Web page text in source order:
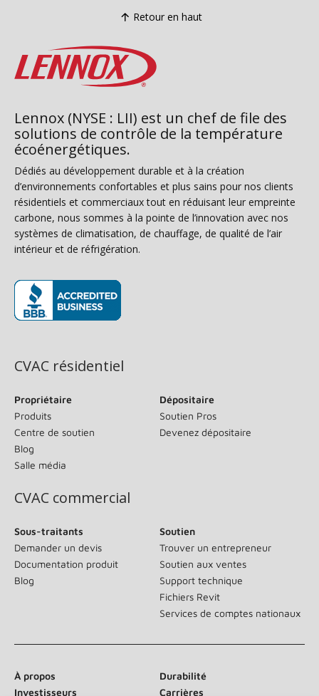
Retour en haut
Lennox (NYSE : LII) est un chef de file des
solutions de contrôle de la température
écoénergétiques.
Dédiés au développement durable et à la création
d’environnements confortables et plus sains pour nos clients
résidentiels et commerciaux tout en réduisant leur empreinte
carbone, nous sommes à la pointe de l’innovation avec nos
systèmes de climatisation, de chauffage, de qualité de l’air
intérieur et de réfrigération.
CVAC résidentiel
Propriétaire
Produits
Centre de soutien
Blog
Salle média
Dépositaire
Soutien Pros
Devenez dépositaire
CVAC commercial
Sous-traitants
Demander un devis
Documentation produit
Blog
Soutien
Trouver un entrepreneur
Soutien aux ventes
Support technique
Fichiers Revit
Services de comptes nationaux
À propos
Durabilité
Investisseurs
Carrières